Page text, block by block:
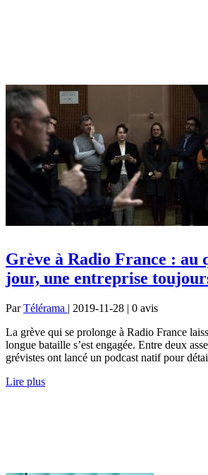
Grève à Radio France : au
jour, une entreprise
ParTélérama | 2019-11-28 | 0 avis
La grève qui se prolonge à Radio France
longue bataille s’est engagée. Entre deux
grévistes ont lancé un podcast natif pour
Lire plus